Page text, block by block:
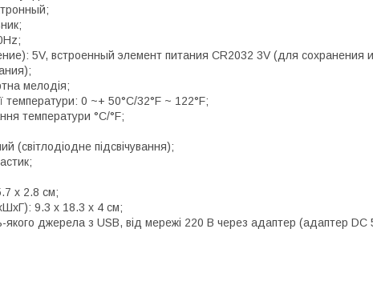
5V, встроенный элемент питания CR2032 3V (для сохранения
мелодія;
температури: 0 ~+ 50°С/32°F ~ 122°F;
температури °С/°F;
(світлодіодне підсвічування);
х 2.8 см;
9.3 х 18.3 х 4 см;
якого джерела з USB, від мережі 220 В через адаптер (адаптер DC